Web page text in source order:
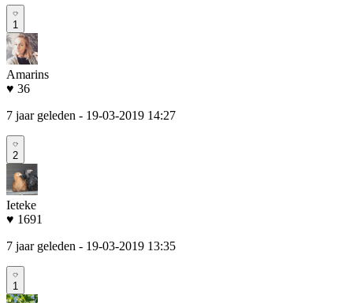
1
Amarins
♥ 36
7 jaar geleden - 19-03-2019 14:27
2
Ieteke
♥ 1691
7 jaar geleden - 19-03-2019 13:35
1